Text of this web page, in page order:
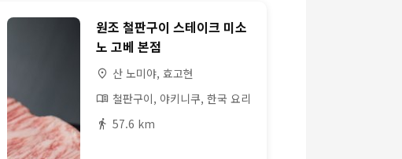
원조 철판구이 스테이크 미소
노 고베 본점
산 노미야, 효고현
철판구이, 야키니쿠, 한국 요리
57.6 km